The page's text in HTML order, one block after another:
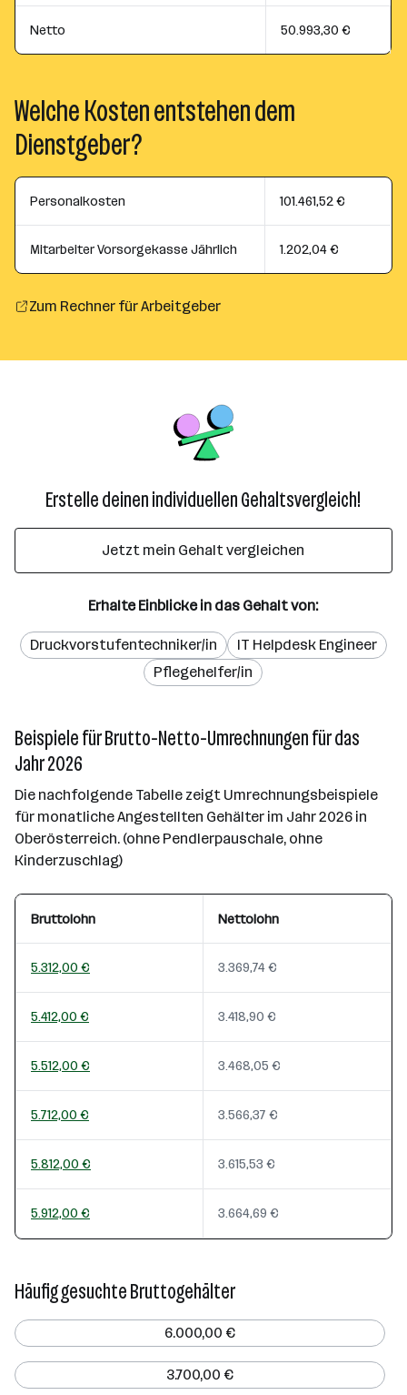
Netto 50.993,30 €
Welche Kosten entstehen dem
Dienstgeber?
Personalkosten 101.461,52 €
Mitarbeiter Vorsorgekasse Jährlich 1.202,04 €
Zum Rechner für Arbeitgeber
Erstelle deinen individuellen Gehaltsvergleich!
Jetzt mein Gehalt vergleichen
Erhalte Einblicke in das Gehalt von:
Druckvorstufentechniker/in
IT Helpdesk Engineer
Pflegehelfer/in
Beispiele für Brutto-Netto-Umrechnungen für das
Jahr 2026
Die nachfolgende Tabelle zeigt Umrechnungsbeispiele
für monatliche Angestellten Gehälter im Jahr 2026 in
Oberösterreich. (ohne Pendlerpauschale, ohne
Kinderzuschlag)
Bruttolohn Nettolohn
5.312,00 € 3.369,74 €
5.412,00 € 3.418,90 €
5.512,00 € 3.468,05 €
5.712,00 € 3.566,37 €
5.812,00 € 3.615,53 €
5.912,00 € 3.664,69 €
Häufig gesuchte Bruttogehälter
6.000,00 €
3.700,00 €